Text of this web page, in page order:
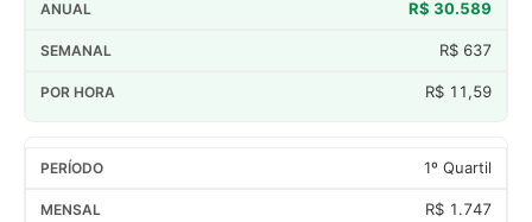
R$ 30.589
R$ 637
R$ 11,59
1º Quartil
R$ 1.747